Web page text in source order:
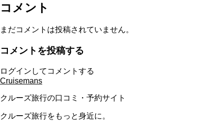
コメント
まだコメントは投稿されていません。
コメントを投稿する
ログインしてコメントする
Cruisemans
クルーズ旅行の口コミ・予約サイト
クルーズ旅行をもっと身近に。